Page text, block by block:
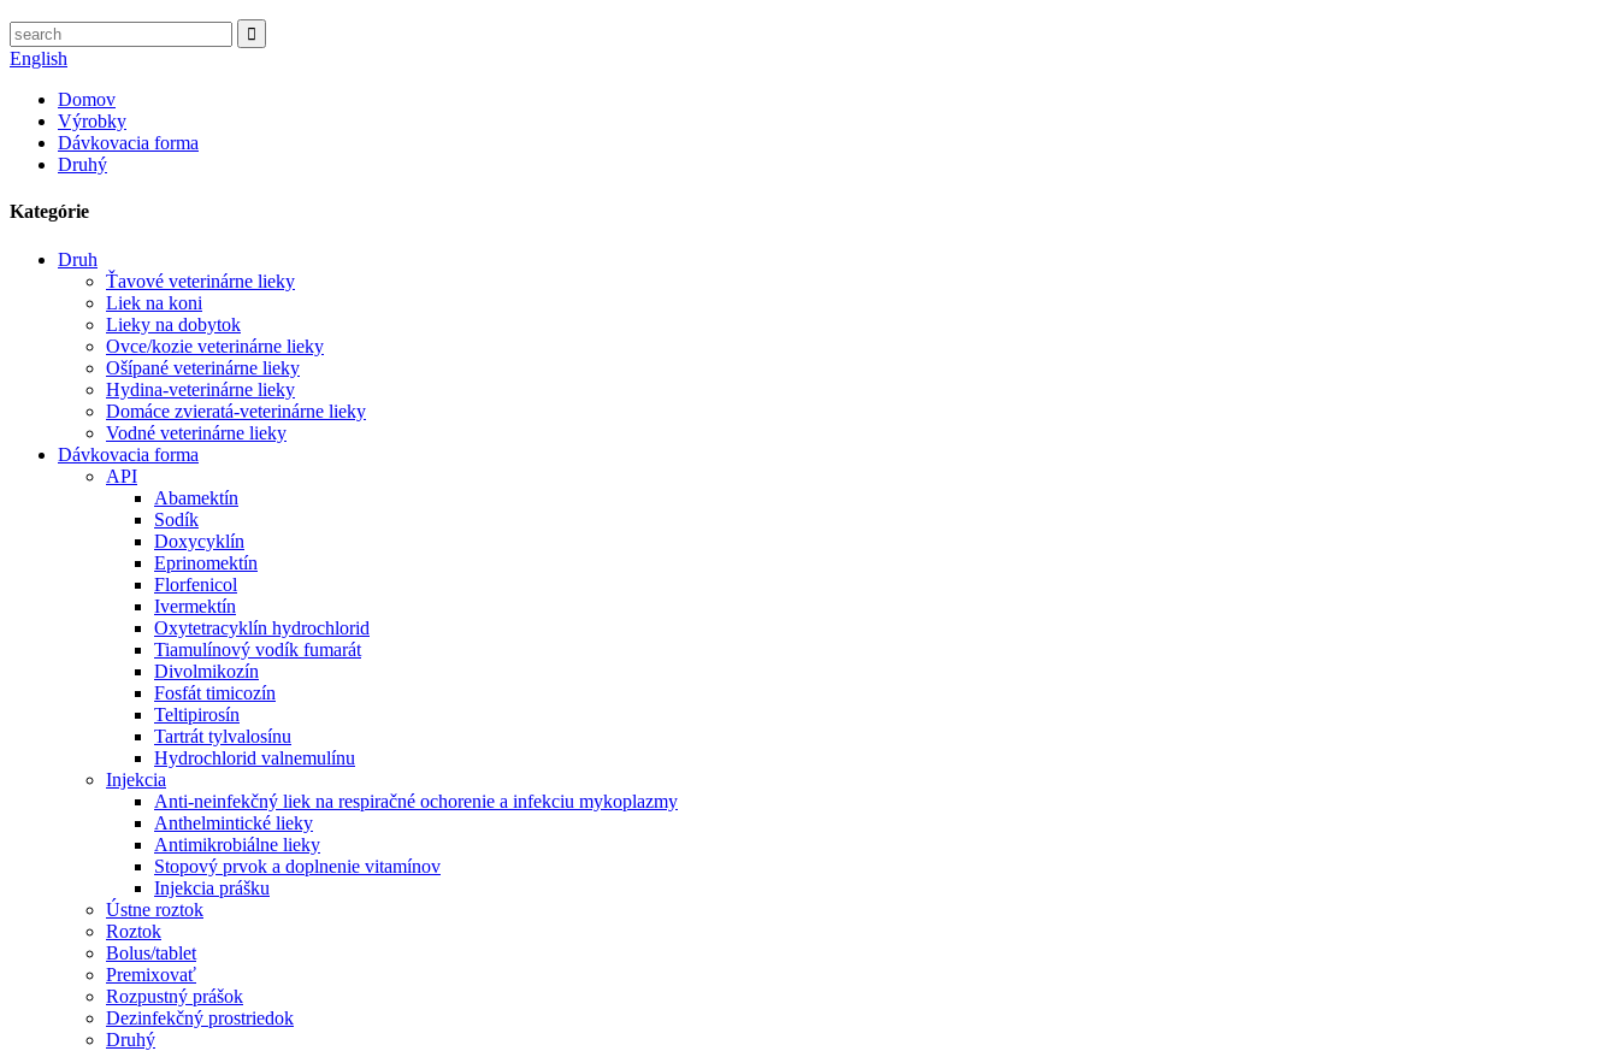
English
Domov
Výrobky
Dávkovacia forma
Druhý
Kategórie
Druh
Ťavové veterinárne lieky
Liek na koni
Lieky na dobytok
Ovce/kozie veterinárne lieky
Ošípané veterinárne lieky
Hydina-veterinárne lieky
Domáce zvieratá-veterinárne lieky
Vodné veterinárne lieky
Dávkovacia forma
API
Abamektín
Sodík
Doxycyklín
Eprinomektín
Florfenicol
Ivermektín
Oxytetracyklín hydrochlorid
Tiamulínový vodík fumarát
Divolmikozín
Fosfát timicozín
Teltipirosín
Tartrát tylvalosínu
Hydrochlorid valnemulínu
Injekcia
Anti-neinfekčný liek na respiračné ochorenie a infekciu mykoplazmy
Anthelmintické lieky
Antimikrobiálne lieky
Stopový prvok a doplnenie vitamínov
Injekcia prášku
Ústne roztok
Roztok
Bolus/tablet
Premixovať
Rozpustný prášok
Dezinfekčný prostriedok
Druhý